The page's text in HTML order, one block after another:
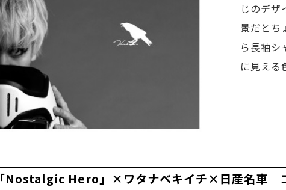
じのデザ
景だとち
ら長袖シ
に見える
「Nostalgic Hero」×ワタナベキイチ×日産名車